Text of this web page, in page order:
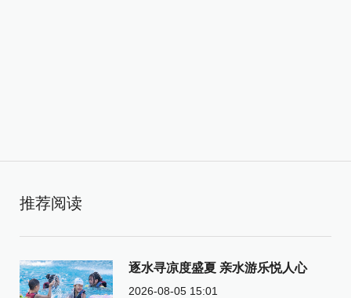
推荐阅读
逐水寻凉度盛夏 亲水游乐悦人心
2026-08-05 15:01